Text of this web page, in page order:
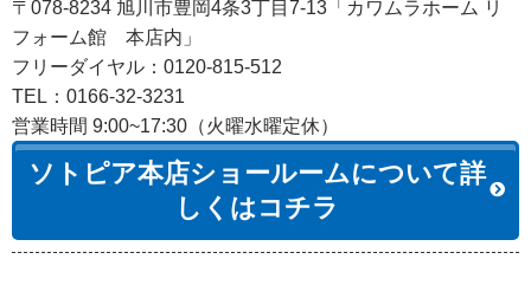
〒078-8234 旭川市豊岡4条3丁目7-13「カワムラホーム リ
フォーム館 本店内」
フリーダイヤル：0120-815-512
TEL：0166-32-3231
営業時間 9:00~17:30（火曜水曜定休）
ソトピア本店ショールームについて詳
しくはコチラ